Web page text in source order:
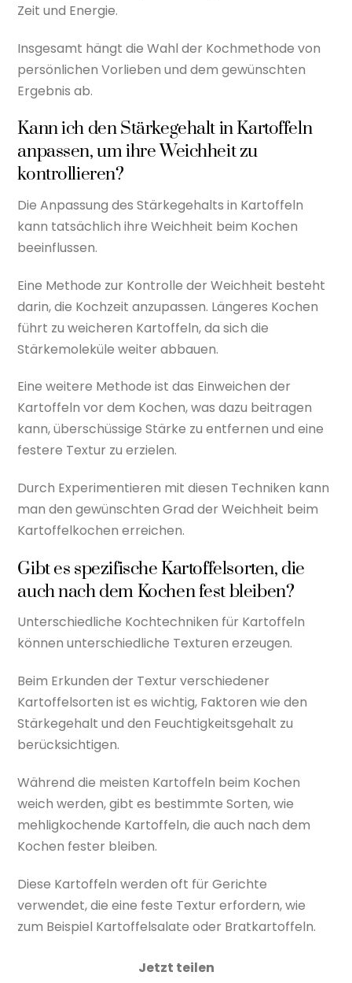
Zeit und Energie.
Insgesamt hängt die Wahl der Kochmethode von
persönlichen Vorlieben und dem gewünschten
Ergebnis ab.
Kann ich den Stärkegehalt in Kartoffeln
anpassen, um ihre Weichheit zu
kontrollieren?
Die Anpassung des Stärkegehalts in Kartoffeln
kann tatsächlich ihre Weichheit beim Kochen
beeinflussen.
Eine Methode zur Kontrolle der Weichheit besteht
darin, die Kochzeit anzupassen. Längeres Kochen
führt zu weicheren Kartoffeln, da sich die
Stärkemoleküle weiter abbauen.
Eine weitere Methode ist das Einweichen der
Kartoffeln vor dem Kochen, was dazu beitragen
kann, überschüssige Stärke zu entfernen und eine
festere Textur zu erzielen.
Durch Experimentieren mit diesen Techniken kann
man den gewünschten Grad der Weichheit beim
Kartoffelkochen erreichen.
Gibt es spezifische Kartoffelsorten, die
auch nach dem Kochen fest bleiben?
Unterschiedliche Kochtechniken für Kartoffeln
können unterschiedliche Texturen erzeugen.
Beim Erkunden der Textur verschiedener
Kartoffelsorten ist es wichtig, Faktoren wie den
Stärkegehalt und den Feuchtigkeitsgehalt zu
berücksichtigen.
Während die meisten Kartoffeln beim Kochen
weich werden, gibt es bestimmte Sorten, wie
mehligkochende Kartoffeln, die auch nach dem
Kochen fester bleiben.
Diese Kartoffeln werden oft für Gerichte
verwendet, die eine feste Textur erfordern, wie
zum Beispiel Kartoffelsalate oder Bratkartoffeln.